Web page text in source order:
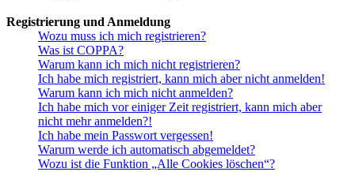
Registrierung und Anmeldung
Wozu muss ich mich registrieren?
Was ist COPPA?
Warum kann ich mich nicht registrieren?
Ich habe mich registriert, kann mich aber nicht anmelden!
Warum kann ich mich nicht anmelden?
Ich habe mich vor einiger Zeit registriert, kann mich aber
nicht mehr anmelden?!
Ich habe mein Passwort vergessen!
Warum werde ich automatisch abgemeldet?
Wozu ist die Funktion „Alle Cookies löschen“?